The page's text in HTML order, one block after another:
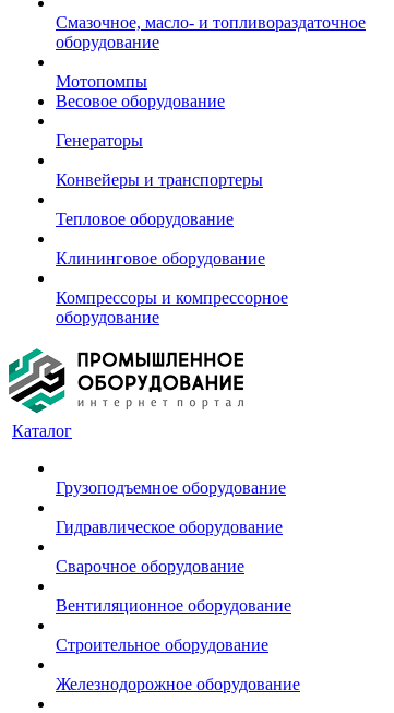
Смазочное, масло- и топливораздаточное
оборудование
Мотопомпы
Весовое оборудование
Генераторы
Конвейеры и транспортеры
Тепловое оборудование
Клининговое оборудование
Компрессоры и компрессорное
оборудование
Каталог
Грузоподъемное оборудование
Гидравлическое оборудование
Сварочное оборудование
Вентиляционное оборудование
Строительное оборудование
Железнодорожное оборудование